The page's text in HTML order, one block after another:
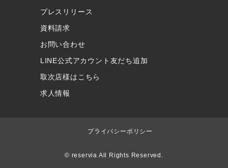
プレスリリース
資料請求
お問い合わせ
LINE公式アカウント友だち追加
取次店様はこちら
求人情報
プライバシーポリシー
© reservia All Rights Reserved.